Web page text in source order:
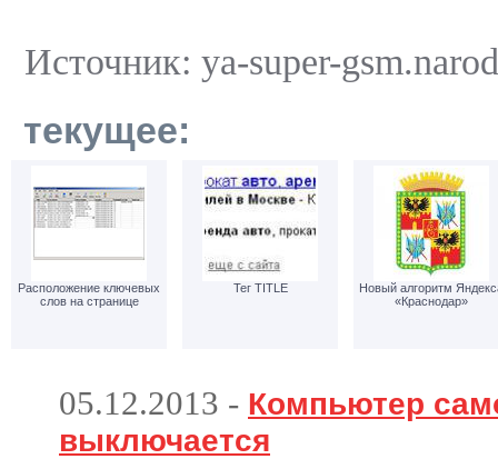
Источник: ya-super-
текущее:
Расположение ключевых
слов на странице
Тег TITLE
Новый алгоритм
«Краснодар»
05.12.2013 - Компьютер
выключается